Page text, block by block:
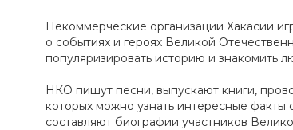
Некоммерческие организации Хакасии
о событиях и героях Великой
популяризировать историю и знакомить
НКО пишут песни, выпускают книги,
которых можно узнать интересные
составляют биографии участников